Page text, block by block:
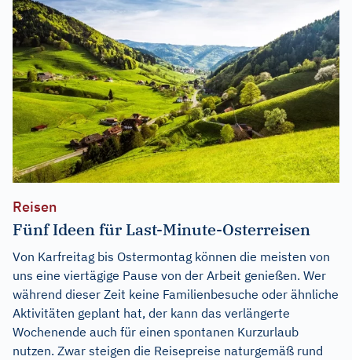
Reisen
Fünf Ideen für Last-Minute-Osterreisen
Von Karfreitag bis Ostermontag können die meisten von
uns eine viertägige Pause von der Arbeit genießen. Wer
während dieser Zeit keine Familienbesuche oder ähnliche
Aktivitäten geplant hat, der kann das verlängerte
Wochenende auch für einen spontanen Kurzurlaub
nutzen. Zwar steigen die Reisepreise naturgemäß rund